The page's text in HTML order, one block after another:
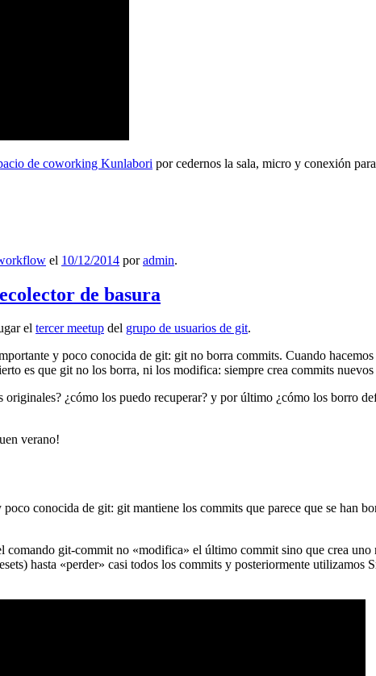
de coworking Kunlabori por cedernos la sala, micro y conexión
el 10/12/2014 poradmin.
de basura
el tercer meetup del grupo de usuarios de git.
y poco conocida de git: git no borra commits. Cuando
es que git no los borra, ni los modifica: siempre crea commits
¿cómo los puedo recuperar? y por último ¿cómo los borro
verano!
conocida de git: git mantiene los commits que parece que se han
git-commit no «modifica» el último commit sino que crea
hasta «perder» casi todos los commits y posteriormente